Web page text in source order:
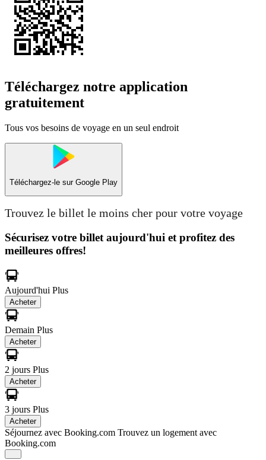
Téléchargez notre application
gratuitement
Tous vos besoins de voyage en un seul endroit
Téléchargez-le sur Google Play
Trouvez le billet le moins cher pour votre voyage
Sécurisez votre billet aujourd'hui et profitez des
meilleures offres!
Aujourd'hui Plus
Acheter
Demain Plus
Acheter
2 jours Plus
Acheter
3 jours Plus
Acheter
Séjournez avec Booking.com Trouvez un logement avec
Booking.com